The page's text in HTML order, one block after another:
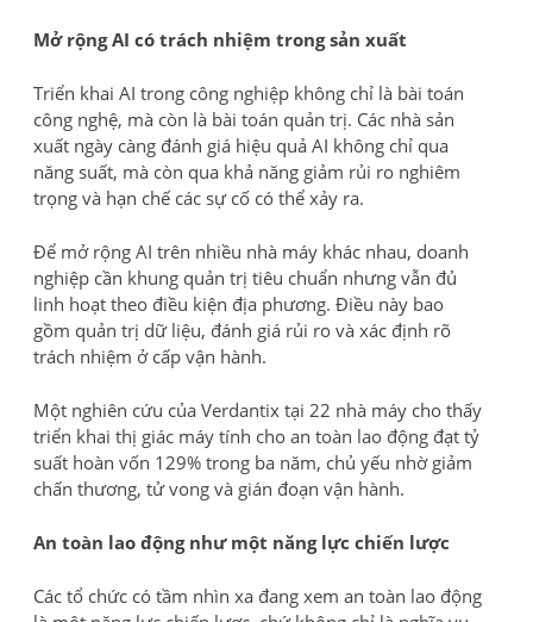
Mở rộng AI có trách nhiệm trong sản xuất
Triển khai AI trong công nghiệp không chỉ là bài toán
công nghệ, mà còn là bài toán quản trị. Các nhà sản
xuất ngày càng đánh giá hiệu quả AI không chỉ qua
năng suất, mà còn qua khả năng giảm rủi ro nghiêm
trọng và hạn chế các sự cố có thể xảy ra.
Để mở rộng AI trên nhiều nhà máy khác nhau, doanh
nghiệp cần khung quản trị tiêu chuẩn nhưng vẫn đủ
linh hoạt theo điều kiện địa phương. Điều này bao
gồm quản trị dữ liệu, đánh giá rủi ro và xác định rõ
trách nhiệm ở cấp vận hành.
Một nghiên cứu của Verdantix tại 22 nhà máy cho thấy
triển khai thị giác máy tính cho an toàn lao động đạt tỷ
suất hoàn vốn 129% trong ba năm, chủ yếu nhờ giảm
chấn thương, tử vong và gián đoạn vận hành.
An toàn lao động như một năng lực chiến lược
Các tổ chức có tầm nhìn xa đang xem an toàn lao động